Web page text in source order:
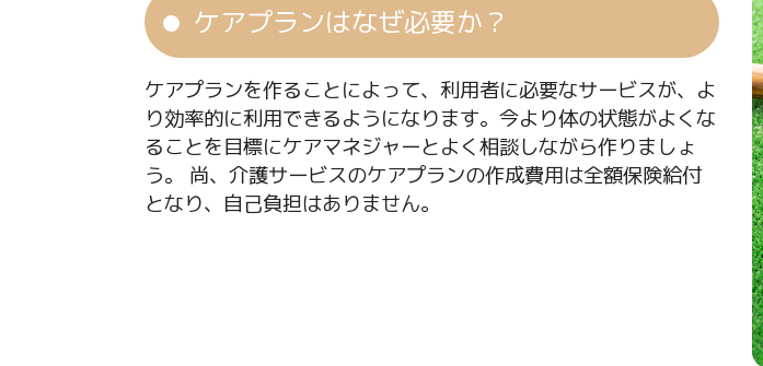
ケアプランはなぜ必要か？
ケアプランを作ることによって、利用者に必要なサービスが、よ
り効率的に利用できるようになります。今より体の状態がよくな
ることを目標にケアマネジャーとよく相談しながら作りましょ
う。 尚、介護サービスのケアプランの作成費用は全額保険給付
となり、自己負担はありません。